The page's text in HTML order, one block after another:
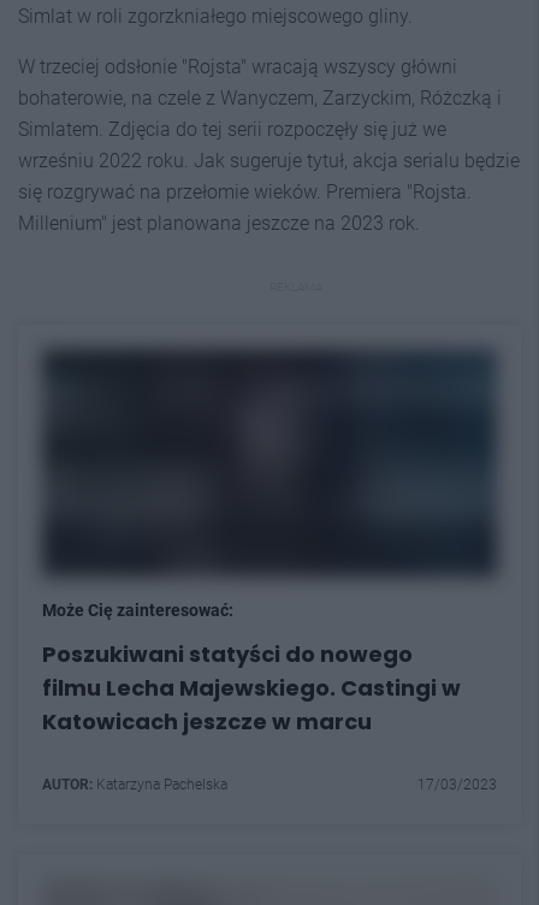
Simlat w roli zgorzkniałego miejscowego gliny.
W trzeciej odsłonie "Rojsta" wracają wszyscy główni
bohaterowie, na czele z Wanyczem, Zarzyckim, Różczką i
Simlatem. Zdjęcia do tej serii rozpoczęły się już we
wrześniu 2022 roku. Jak sugeruje tytuł, akcja serialu będzie
się rozgrywać na przełomie wieków. Premiera "Rojsta.
Millenium" jest planowana jeszcze na 2023 rok.
Może Cię zainteresować:
Poszukiwani statyści do nowego
filmu Lecha Majewskiego. Castingi w
Katowicach jeszcze w marcu
AUTOR: Katarzyna Pachelska 17/03/2023